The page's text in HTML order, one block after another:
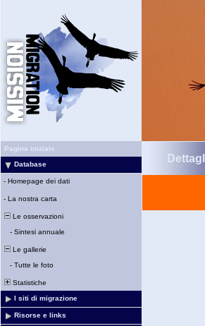
Pagina iniziale
Database
- Homepage dei dati
- La nostra carta
Le osservazioni
- Sintesi annuale
Le gallerie
- Tutte le foto
Statistiche
I siti di migrazione
Risorse e links